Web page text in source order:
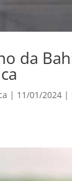
da
| 11/01/2024 |